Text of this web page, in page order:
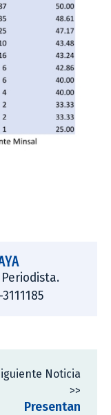
Noticia
>>
Presentan